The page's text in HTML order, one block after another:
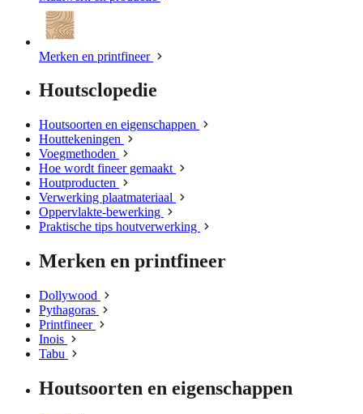
Merken en printfineer
Houtsclopedie
Houtsoorten en eigenschappen
Houttekeningen
Voegmethoden
Hoe wordt fineer gemaakt
Houtproducten
Verwerking plaatmateriaal
Oppervlakte-bewerking
Praktische tips houtverwerking
Merken en printfineer
Dollywood
Pythagoras
Printfineer
Inois
Tabu
Houtsoorten en eigenschappen